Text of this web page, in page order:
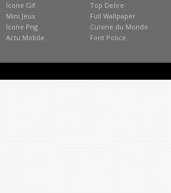
Icone Gif
Mini Jeux
Icone Png
Actu Mobile
Top Delire
Full Wallpaper
Cuisine du Monde
Font Police